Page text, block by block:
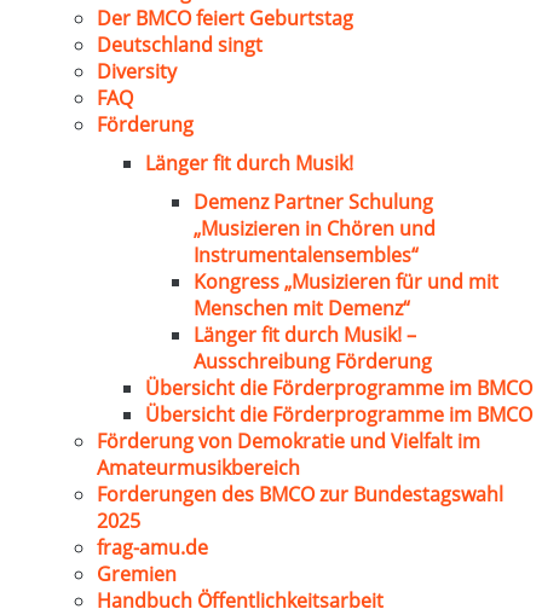
Der BMCO feiert Geburtstag
Deutschland singt
Diversity
FAQ
Förderung
Länger fit durch Musik!
Demenz Partner Schulung
„Musizieren in Chören und
Instrumentalensembles“
Kongress „Musizieren für und mit
Menschen mit Demenz“
Länger fit durch Musik! –
Ausschreibung Förderung
Übersicht die Förderprogramme im BMCO
Übersicht die Förderprogramme im BMCO
Förderung von Demokratie und Vielfalt im
Amateurmusikbereich
Forderungen des BMCO zur Bundestagswahl
2025
frag-amu.de
Gremien
Handbuch Öffentlichkeitsarbeit